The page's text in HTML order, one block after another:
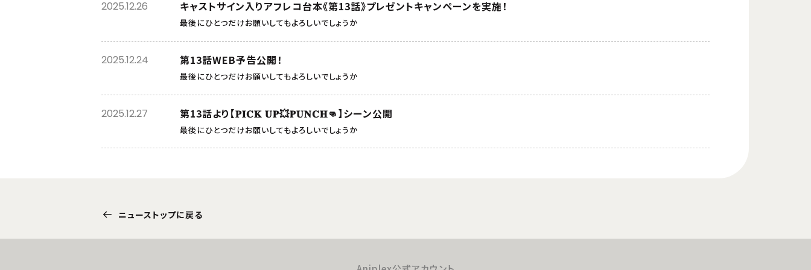
キャストサイン入りアフレコ台本《第13話》プレゼントキャンペーンを実施！
最後にひとつだけお願いしてもよろしいでしょうか
2025.12.26
第13話WEB予告公開！
最後にひとつだけお願いしてもよろしいでしょうか
2025.12.24
第13話より【𝐏𝐈𝐂𝐊 𝐔𝐏💥𝐏𝐔𝐍𝐂𝐇👊】シーン公開
最後にひとつだけお願いしてもよろしいでしょうか
2025.12.27
ニューストップに戻る